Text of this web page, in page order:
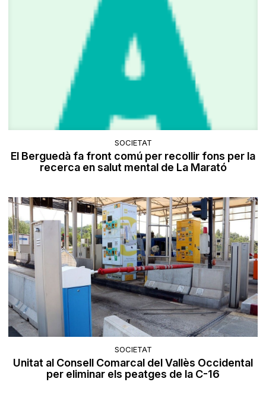
SOCIETAT
El Berguedà fa front comú per recollir fons per la
recerca en salut mental de La Marató
SOCIETAT
Unitat al Consell Comarcal del Vallès Occidental
per eliminar els peatges de la C-16